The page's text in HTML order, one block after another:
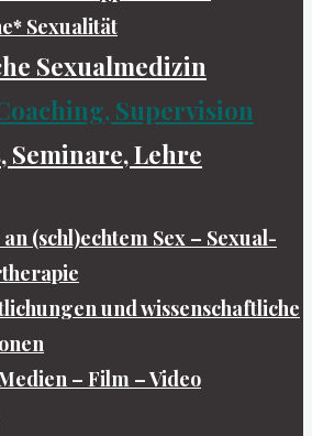
Sexualität
Sexualmedizin
Supervision
Seminare, Lehre
(schl)echtem Sex – Sexual-
und wissenschaftliche
– Film – Video